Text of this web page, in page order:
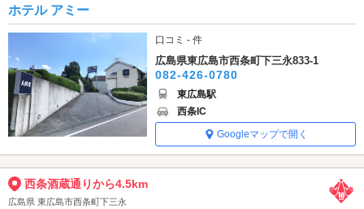
ホテル アミー
口コミ - 件
広島県東広島市西条町下三永833-1
082-426-0780
東広島駅
西条IC
Googleマップで開く
西条酒蔵通りから4.5km
広島県 東広島市西条町下三永